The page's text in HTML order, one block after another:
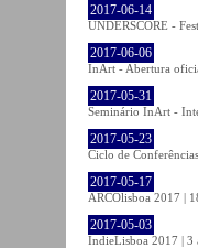
2017-06-14
UNDERSCORE -
2017-06-06
InArt - Abertura
2017-05-31
Seminário InArt -
2017-05-23
Ciclo de
2017-05-17
ARCOlisboa 2017 |
2017-05-03
IndieLisboa 2017 | 3